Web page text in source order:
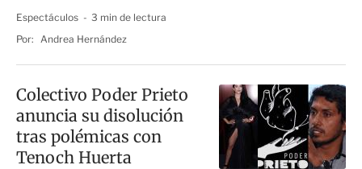
Espectáculos
3 min de lectura
Por: Andrea Hernández
Colectivo Poder Prieto
anuncia su disolución
tras polémicas con
Tenoch Huerta